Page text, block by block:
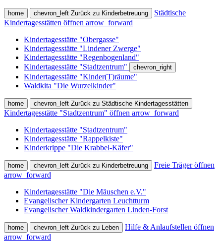
home chevron_left Zurück zu Kinderbetreuung
Städtische
Kindertagesstätten öffnen arrow_forward
Kindertagesstätte "Obergasse"
Kindertagesstätte "Lindener Zwerge"
Kindertagesstätte "Regenbogenland"
Kindertagesstätte "Stadtzentrum"
chevron_right
Kindertagesstätte "Kinder(T)räume"
Waldkita "Die Wurzelkinder"
home chevron_left Zurück zu Städtische Kindertagesstätten
Kindertagesstätte "Stadtzentrum" öffnen arrow_forward
Kindertagesstätte "Stadtzentrum"
Kindertagesstätte "Rappelkiste"
Kinderkrippe "Die Krabbel-Käfer"
home chevron_left Zurück zu Kinderbetreuung
Freie Träger öffnen
arrow_forward
Kindertagesstätte "Die Mäuschen e.V."
Evangelischer Kindergarten Leuchtturm
Evangelischer Waldkindergarten Linden-Forst
home chevron_left Zurück zu Leben
Hilfe & Anlaufstellen öffnen
arrow_forward